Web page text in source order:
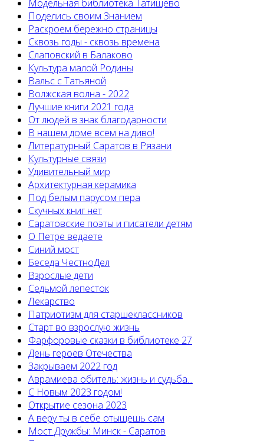
Модельная библиотека Татищево
Поделись своим Знанием
Раскроем бережно страницы
Сквозь годы - сквозь времена
Слаповский в Балаково
Культура малой Родины
Вальс с Татьяной
Волжская волна - 2022
Лучшие книги 2021 года
От людей в знак благодарности
В нашем доме всем на диво!
Литературный Саратов в Рязани
Культурные связи
Удивительный мир
Архитектурная керамика
Под белым парусом пера
Скучных книг нет
Саратовские поэты и писатели детям
О Петре ведаете
Синий мост
Беседа ЧестноДел
Взрослые дети
Седьмой лепесток
Лекарство
Патриотизм для старшеклассников
Старт во взрослую жизнь
Фарфоровые сказки в библиотеке 27
День героев Отечества
Закрываем 2022 год
Аврамиева обитель: жизнь и судьба...
С Новым 2023 годом!
Открытие сезона 2023
А веру ты в себе отыщешь сам
Мост Дружбы: Минск - Саратов